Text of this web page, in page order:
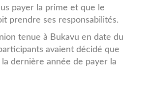
payer la prime et que le
prendre ses responsabilités.
tenue à Bukavu en date du
avaient décidé que
dernière année de payer la